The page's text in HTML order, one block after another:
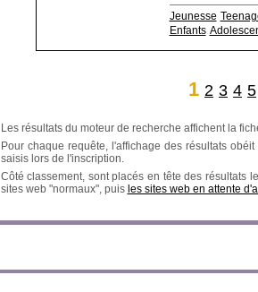
Jeunesse
Enfants
1 2 3 4 5
Les résultats du moteur de recherche affichent la
Pour chaque requête, l'affichage des résultats
saisis lors de l'inscription.
Côté classement, sont placés en tête des résultats
sites web "normaux", puis les sites web en attente